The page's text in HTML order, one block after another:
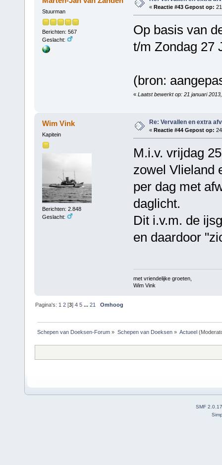
Stuurman
Berichten: 567
Geslacht:
« Reactie #43 Gepost op:
Op basis van
t/m Zondag 27
(bron:
« Laatst bewerkt op: 21 januari
Wim Vink
Kapitein
Berichten: 2.848
Geslacht:
Re: Vervallen en extra
« Reactie #44 Gepost op:
M.i.v. vrijdag
zowel Vlieland
per dag met
daglicht.
Dit i.v.m. de
en daardoor
met vriendelijke groeten,
Wim Vink
Pagina's: 1 2 [3]4 5 ...21 Omhoog
Schepen van Doeksen-Forum » Schepen van Doeksen» Actueel
SMF 2.0.17